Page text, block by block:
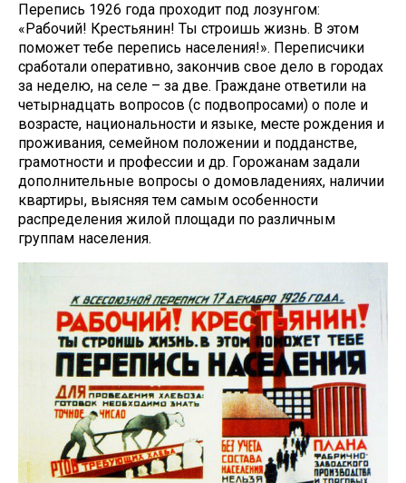
Перепись 1926 года проходит под лозунгом:
«Рабочий! Крестьянин! Ты строишь жизнь. В этом
поможет тебе перепись населения!». Переписчики
сработали оперативно, закончив свое дело в городах
за неделю, на селе – за две. Граждане ответили на
четырнадцать вопросов (с подвопросами) о поле и
возрасте, национальности и языке, месте рождения и
проживания, семейном положении и подданстве,
грамотности и профессии и др. Горожанам задали
дополнительные вопросы о домовладениях, наличии
квартиры, выясняя тем самым особенности
распределения жилой площади по различным
группам населения.